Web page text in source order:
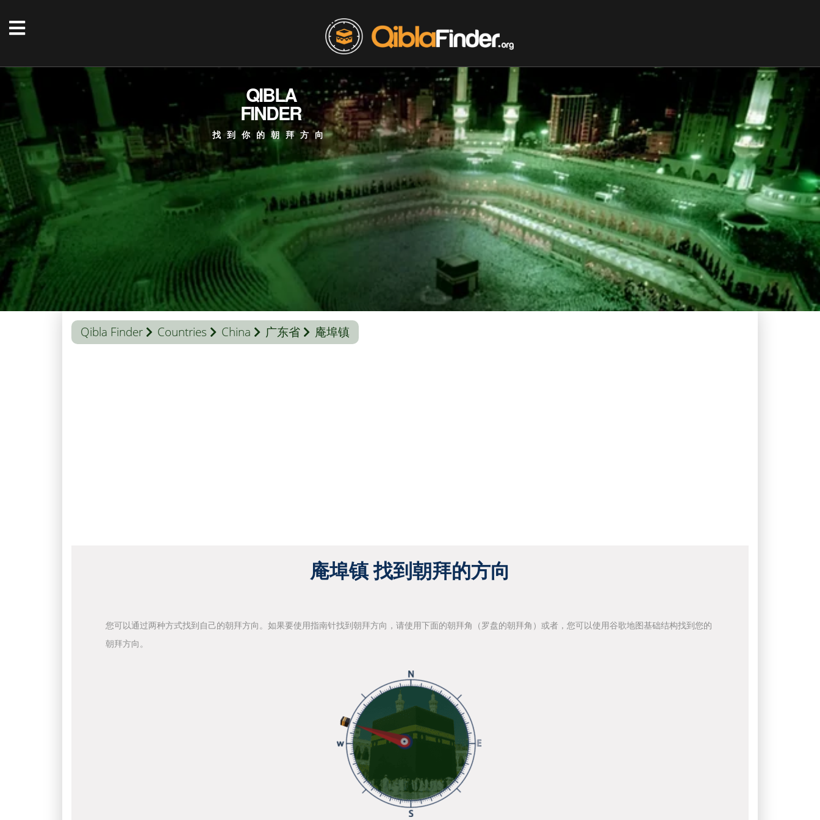
QIBLA
FINDER
找到你的朝拜方向
Qibla Finder Countries China 广东省 庵埠镇
庵埠镇 找到朝拜的方向
您可以通过两种方式找到自己的朝拜方向。如果要使用指南针找到朝拜方向，请使用下面的朝拜角（罗盘的朝拜角）或者，您可以使用谷歌地图基础结构找到您的
朝拜方向。